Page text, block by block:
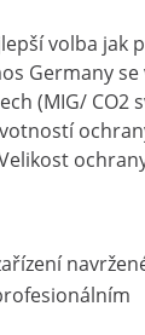
volba
Germany
(MIG/ CO2